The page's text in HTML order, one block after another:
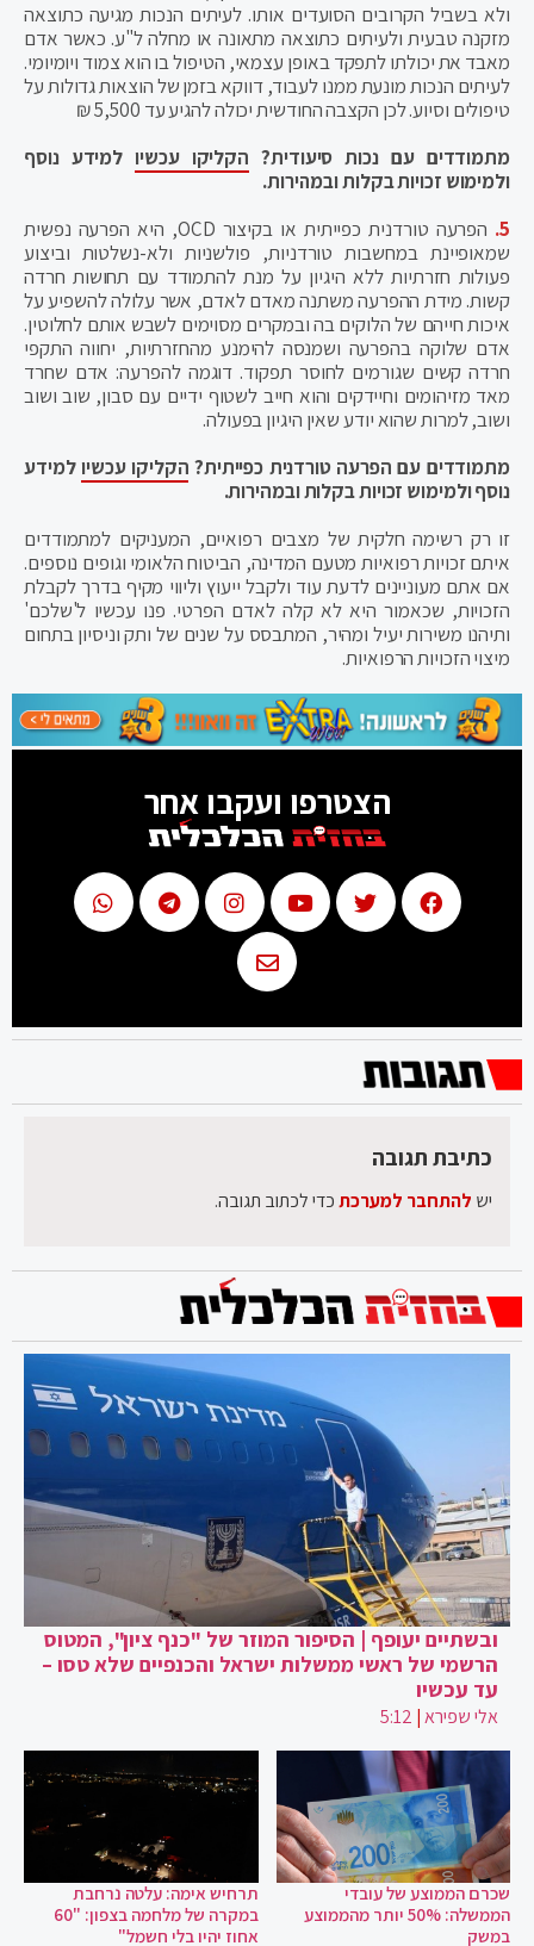
ולא בשביל הקרובים הסועדים אותו. לעיתים הנכות מגיעה כתוצאה
מזקנה טבעית ולעיתים כתוצאה מתאונה או מחלה ל"ע. כאשר אדם
מאבד את יכולתו לתפקד באופן עצמאי, הטיפול בו הוא צמוד ויומיומי.
לעיתים הנכות מונעת ממנו לעבוד, דווקא בזמן של הוצאות גדולות על
טיפולים וסיוע. לכן הקצבה החודשית יכולה להגיע עד 5,500 ₪
מתמודדים עם נכות סיעודית? הקליקו עכשיולמידע נוסף
ולמימוש זכויות בקלות ובמהירות.
5.
הפרעה טורדנית כפייתית או בקיצור OCD, היא הפרעה נפשית
שמאופיינת במחשבות טורדניות, פולשניות ולא-נשלטות וביצוע
פעולות חזרתיות ללא היגיון על מנת להתמודד עם תחושות חרדה
קשות. מידת ההפרעה משתנה מאדם לאדם, אשר עלולה להשפיע על
איכות חייהם של הלוקים בה ובמקרים מסוימים לשבש אותם לחלוטין.
אדם שלוקה בהפרעה ושמנסה להימנע מהחזרתיות, יחווה התקפי
חרדה קשים שגורמים לחוסר תפקוד. דוגמה להפרעה: אדם שחרד
מאד מזיהומים וחיידקים והוא חייב לשטוף ידיים עם סבון, שוב ושוב
ושוב, למרות שהוא יודע שאין היגיון בפעולה.
מתמודדים עם הפרעה טורדנית כפייתית? הקליקו עכשיולמידע
נוסף ולמימוש זכויות בקלות ובמהירות.
זו רק רשימה חלקית של מצבים רפואיים, המעניקים למתמודדים
איתם זכויות רפואיות מטעם המדינה, הביטוח הלאומי וגופים נוספים.
אם אתם מעוניינים לדעת עוד ולקבל ייעוץ וליווי מקיף בדרך לקבלת
הזכויות, שכאמור היא לא קלה לאדם הפרטי. פנו עכשיו ל'שלכם'
ותיהנו משירות יעיל ומהיר, המתבסס על שנים של ותק וניסיון בתחום
מיצוי הזכויות הרפואיות.
הצטרפו ועקבו אחר
כתיבת תגובה
יש להתחבר למערכתכדי לכתוב תגובה.
ובשתיים יעופף | הסיפור המוזר של "כנף ציון", המטוס
הרשמי של ראשי ממשלות ישראל והכנפיים שלא טסו –
עד עכשיו
אלי שפירא|
5:12
שכרם הממוצע של עובדי
הממשלה: 50% יותר מהממוצע
במשק
תרחיש אימה: עלטה נרחבת
במקרה של מלחמה בצפון: "60
אחוז יהיו בלי חשמל"